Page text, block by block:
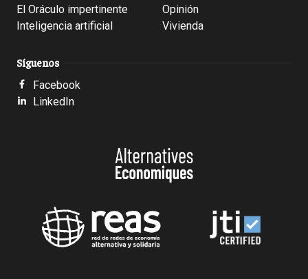
El Oráculo impertinente
Inteligencia artificial
Opinión
Vivienda
Síguenos
Facebook
LinkedIn